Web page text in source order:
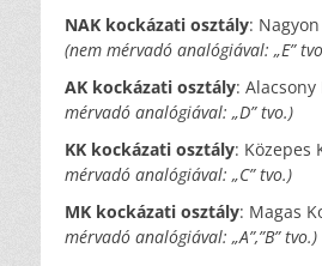
NAK kockázati osztály:
(nem mérvadó analógiával: „E”
AK kockázati osztály: Alacsony
mérvadó analógiával: „D” tvo.)
KK kockázati osztály: Közepes
mérvadó analógiával: „C” tvo.)
MK kockázati osztály: Magas
mérvadó analógiával: „A”,”B” tvo.)